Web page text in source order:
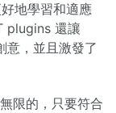
地學習和適應
plugins 還讓
意，並且激發了
限的，只要符合